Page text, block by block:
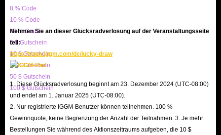
8 % Code
10 % Code
20 % Code
5 $ Gutschein
10 $ Gutschein
20 $ Gutschein
50 $ Gutschein
100 $ Gutschein
Nehmen Sie an dieser Glücksradverlosung auf der Veranstaltungsseite
teil:
https://www.iggm.com/de/lucky-draw
1. Diese Glücksradverlosung beginnt am 23. Dezember 2024 (UTC-08:00)
und endet am 1. Januar 2025 (UTC-08:00).
2. Nur registrierte IGGM-Benutzer können teilnehmen. 100 %
Gewinnquote, keine Begrenzung der Anzahl der Teilnahmen. 3. Je mehr
Bestellungen Sie während des Aktionszeitraums aufgeben, die 10 $